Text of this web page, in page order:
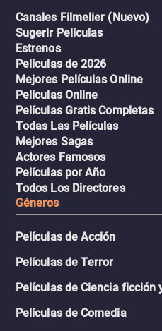
Canales Filmelier (Nuevo)
Sugerir Películas
Estrenos
Películas de 2026
Mejores Películas Online
Películas Online
Películas Gratis Completas
Todas Las Películas
Mejores Sagas
Actores Famosos
Películas por Año
Todos Los Directores
Géneros
Películas de Acción
Películas de Terror
Películas de Ciencia ficción
Películas de Comedia